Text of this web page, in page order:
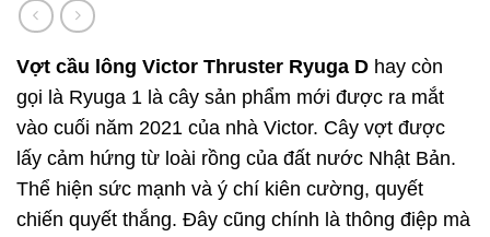
Vợt cầu lông Victor Thruster Ryuga D hay còn
gọi là Ryuga 1 là cây sản phẩm mới được ra mắt
vào cuối năm 2021 của nhà Victor. Cây vợt được
lấy cảm hứng từ loài rồng của đất nước Nhật Bản.
Thể hiện sức mạnh và ý chí kiên cường, quyết
chiến quyết thắng. Đây cũng chính là thông điệp mà